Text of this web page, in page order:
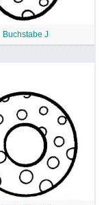
Buchstabe J